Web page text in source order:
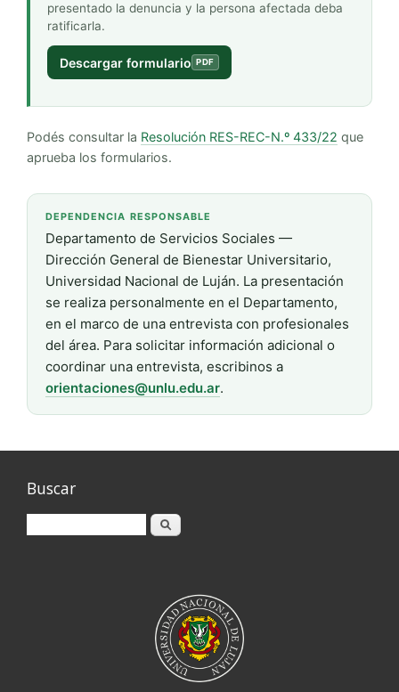
presentado la denuncia y la persona afectada deba
ratificarla.
Descargar formulario PDF
Podés consultar la Resolución RES-REC-N.º 433/22 que
aprueba los formularios.
DEPENDENCIA RESPONSABLE
Departamento de Servicios Sociales —
Dirección General de Bienestar Universitario,
Universidad Nacional de Luján. La presentación
se realiza personalmente en el Departamento,
en el marco de una entrevista con profesionales
del área. Para solicitar información adicional o
coordinar una entrevista, escribinos a
orientaciones@unlu.edu.ar.
Buscar
Buscar